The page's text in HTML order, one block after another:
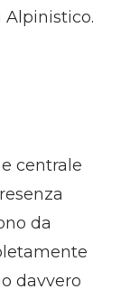
Alpinistico.
centrale
da
davvero